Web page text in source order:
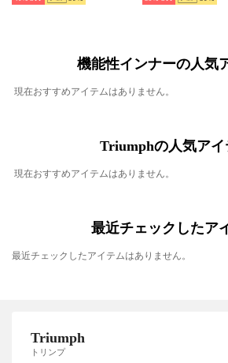
機能性インナーの人気
現在おすすめアイテムはありません。
Triumphの人気アイ
現在おすすめアイテムはありません。
最近チェックしたア
最近チェックしたアイテムはありません。
Triumph
トリンプ